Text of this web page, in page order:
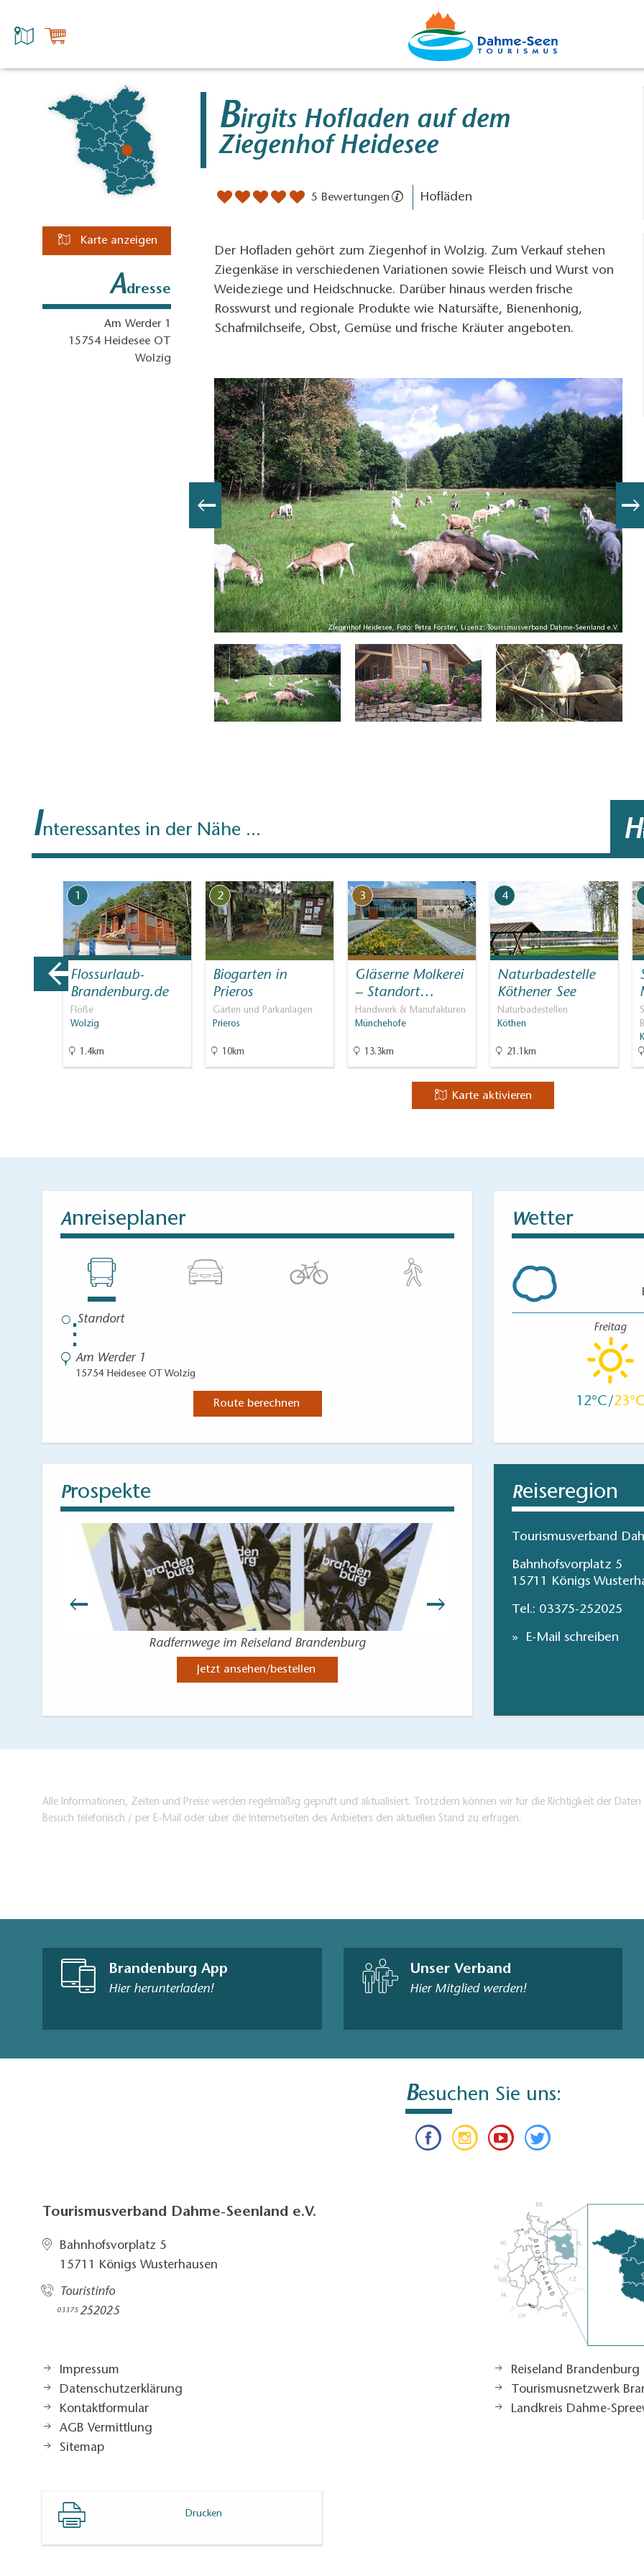
Karte anzeigen
Adresse
Am Werder 1
15754 Heidesee OT
Wolzig
Birgits Hofladen auf dem
Ziegenhof Heidesee
5 Bewertungen Hofläden
Der Hofladen gehört zum Ziegenhof in Wolzig. Zum Verkauf stehen
Ziegenkäse in verschiedenen Variationen sowie Fleisch und Wurst von
Weideziege und Heidschnucke. Darüber hinaus werden frische
Rosswurst und regionale Produkte wie Natursäfte, Bienenhonig,
Schafmilchseife, Obst, Gemüse und frische Kräuter angeboten.
Ziegenhof Heidesee, Foto: Petra Förster, Lizenz: Tourismusverband Dahme-Seenland e.V.
Interessantes in der Nähe ... H
1
Flossurlaub-
Brandenburg.de
Flöße
Wolzig
1.4km
2
Biogarten in
Prieros
Gärten und Parkanlagen
Prieros
10km
3
Gläserne Molkerei
– Standort…
Handwerk & Manufakturen
Münchehofe
13.3km
4
Naturbadestelle
Köthener See
Naturbadestellen
Köthen
21.1km
Karte aktivieren
Anreiseplaner
⋮
Am Werder 1
15754 Heidesee OT Wolzig
Route berechnen
Wetter
Freitag
12 23
Prospekte
Radfernwege im Reiseland Brandenburg
Jetzt ansehen/bestellen
Wandern im Dahme-
Reiseregion
Tourismusverband
Bahnhofsvorplatz 5
15711 Königs
Tel.: 03375-252025
E-Mail schreiben
Alle Informationen, Zeiten und Preise werden regelmäßig geprüft und aktualisiert. Trotzdem können wir für die Richtigkeit der
Besuch telefonisch / per E-Mail oder über die Internetseiten des Anbieters den aktuellen Stand zu erfragen.
Brandenburg App
Hier herunterladen!
Unser Verband
Hier Mitglied werden!
Besuchen Sie uns:
Tourismusverband Dahme-Seenland e.V.
Bahnhofsvorplatz 5​
15711 Königs Wusterhausen
Touristinfo
03375252025​
Impressum
Datenschutzerklärung
Kontaktformular
AGB Vermittlung
Sitemap
Reiseland Brandenburg
Tourismusnetzwerk
Landkreis Dahme-
Drucken